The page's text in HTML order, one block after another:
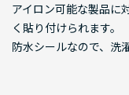
アイロン可能な製品に
く貼り付けられます。
防水シールなので、洗